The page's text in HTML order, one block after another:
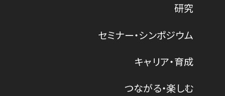
研究
セミナー・シンポジウム
キャリア・育成
つながる・楽しむ